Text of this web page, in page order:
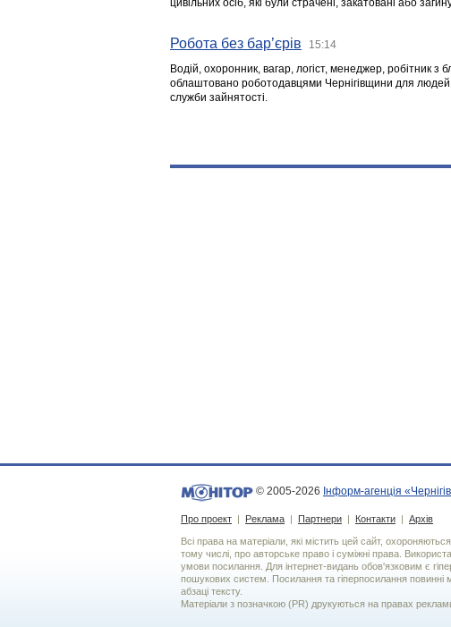
цивільних осіб, які були страчені, закатовані або
Робота без бар’єрів 15:14
Водій, охоронник, вагар, логіст, менеджер, робітник з
облаштовано роботодавцями Чернігівщини для людей
служби зайнятості.
© 2005-2026 Інформ-агенція
Про проект | Реклама | Партнери | Контакти | Архів
Всі права на матеріали, які містить цей сайт,
тому числі, про авторське право і суміжні права.
умови посилання. Для iнтернет-видань обов'язковим є
пошукових систем. Посилання та гіперпосилання
абзаці тексту.
Матеріали з позначкою (PR) друкуються на правах